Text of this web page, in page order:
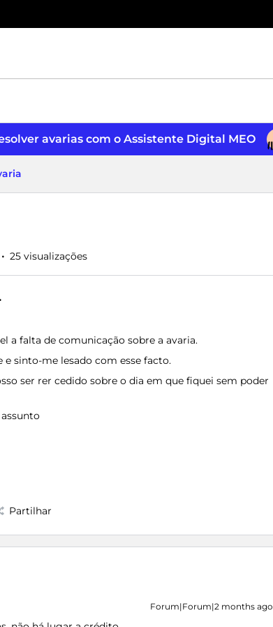
avarias com o Assistente Digital MEO
25 visualizações
a falta de comunicação sobre a avaria.
e sinto-me lesado com esse facto.
ser rer cedido sobre o dia em que fiquei sem poder
Partilhar
Forum|Forum|2 months ago